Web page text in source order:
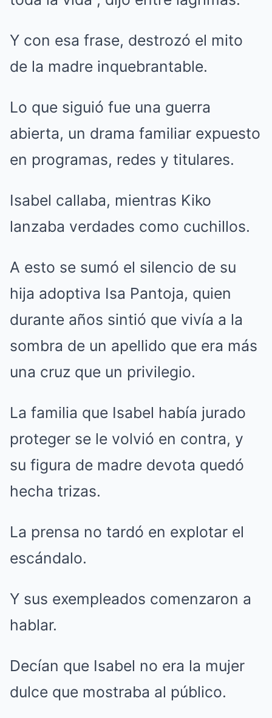
Y con esa frase, destrozó el mito
de la madre inquebrantable.
Lo que siguió fue una guerra
abierta, un drama familiar expuesto
en programas, redes y titulares.
Isabel callaba, mientras Kiko
lanzaba verdades como cuchillos.
A esto se sumó el silencio de su
hija adoptiva Isa Pantoja, quien
durante años sintió que vivía a la
sombra de un apellido que era más
una cruz que un privilegio.
La familia que Isabel había jurado
proteger se le volvió en contra, y
su figura de madre devota quedó
hecha trizas.
La prensa no tardó en explotar el
escándalo.
Y sus exempleados comenzaron a
hablar.
Decían que Isabel no era la mujer
dulce que mostraba al público.